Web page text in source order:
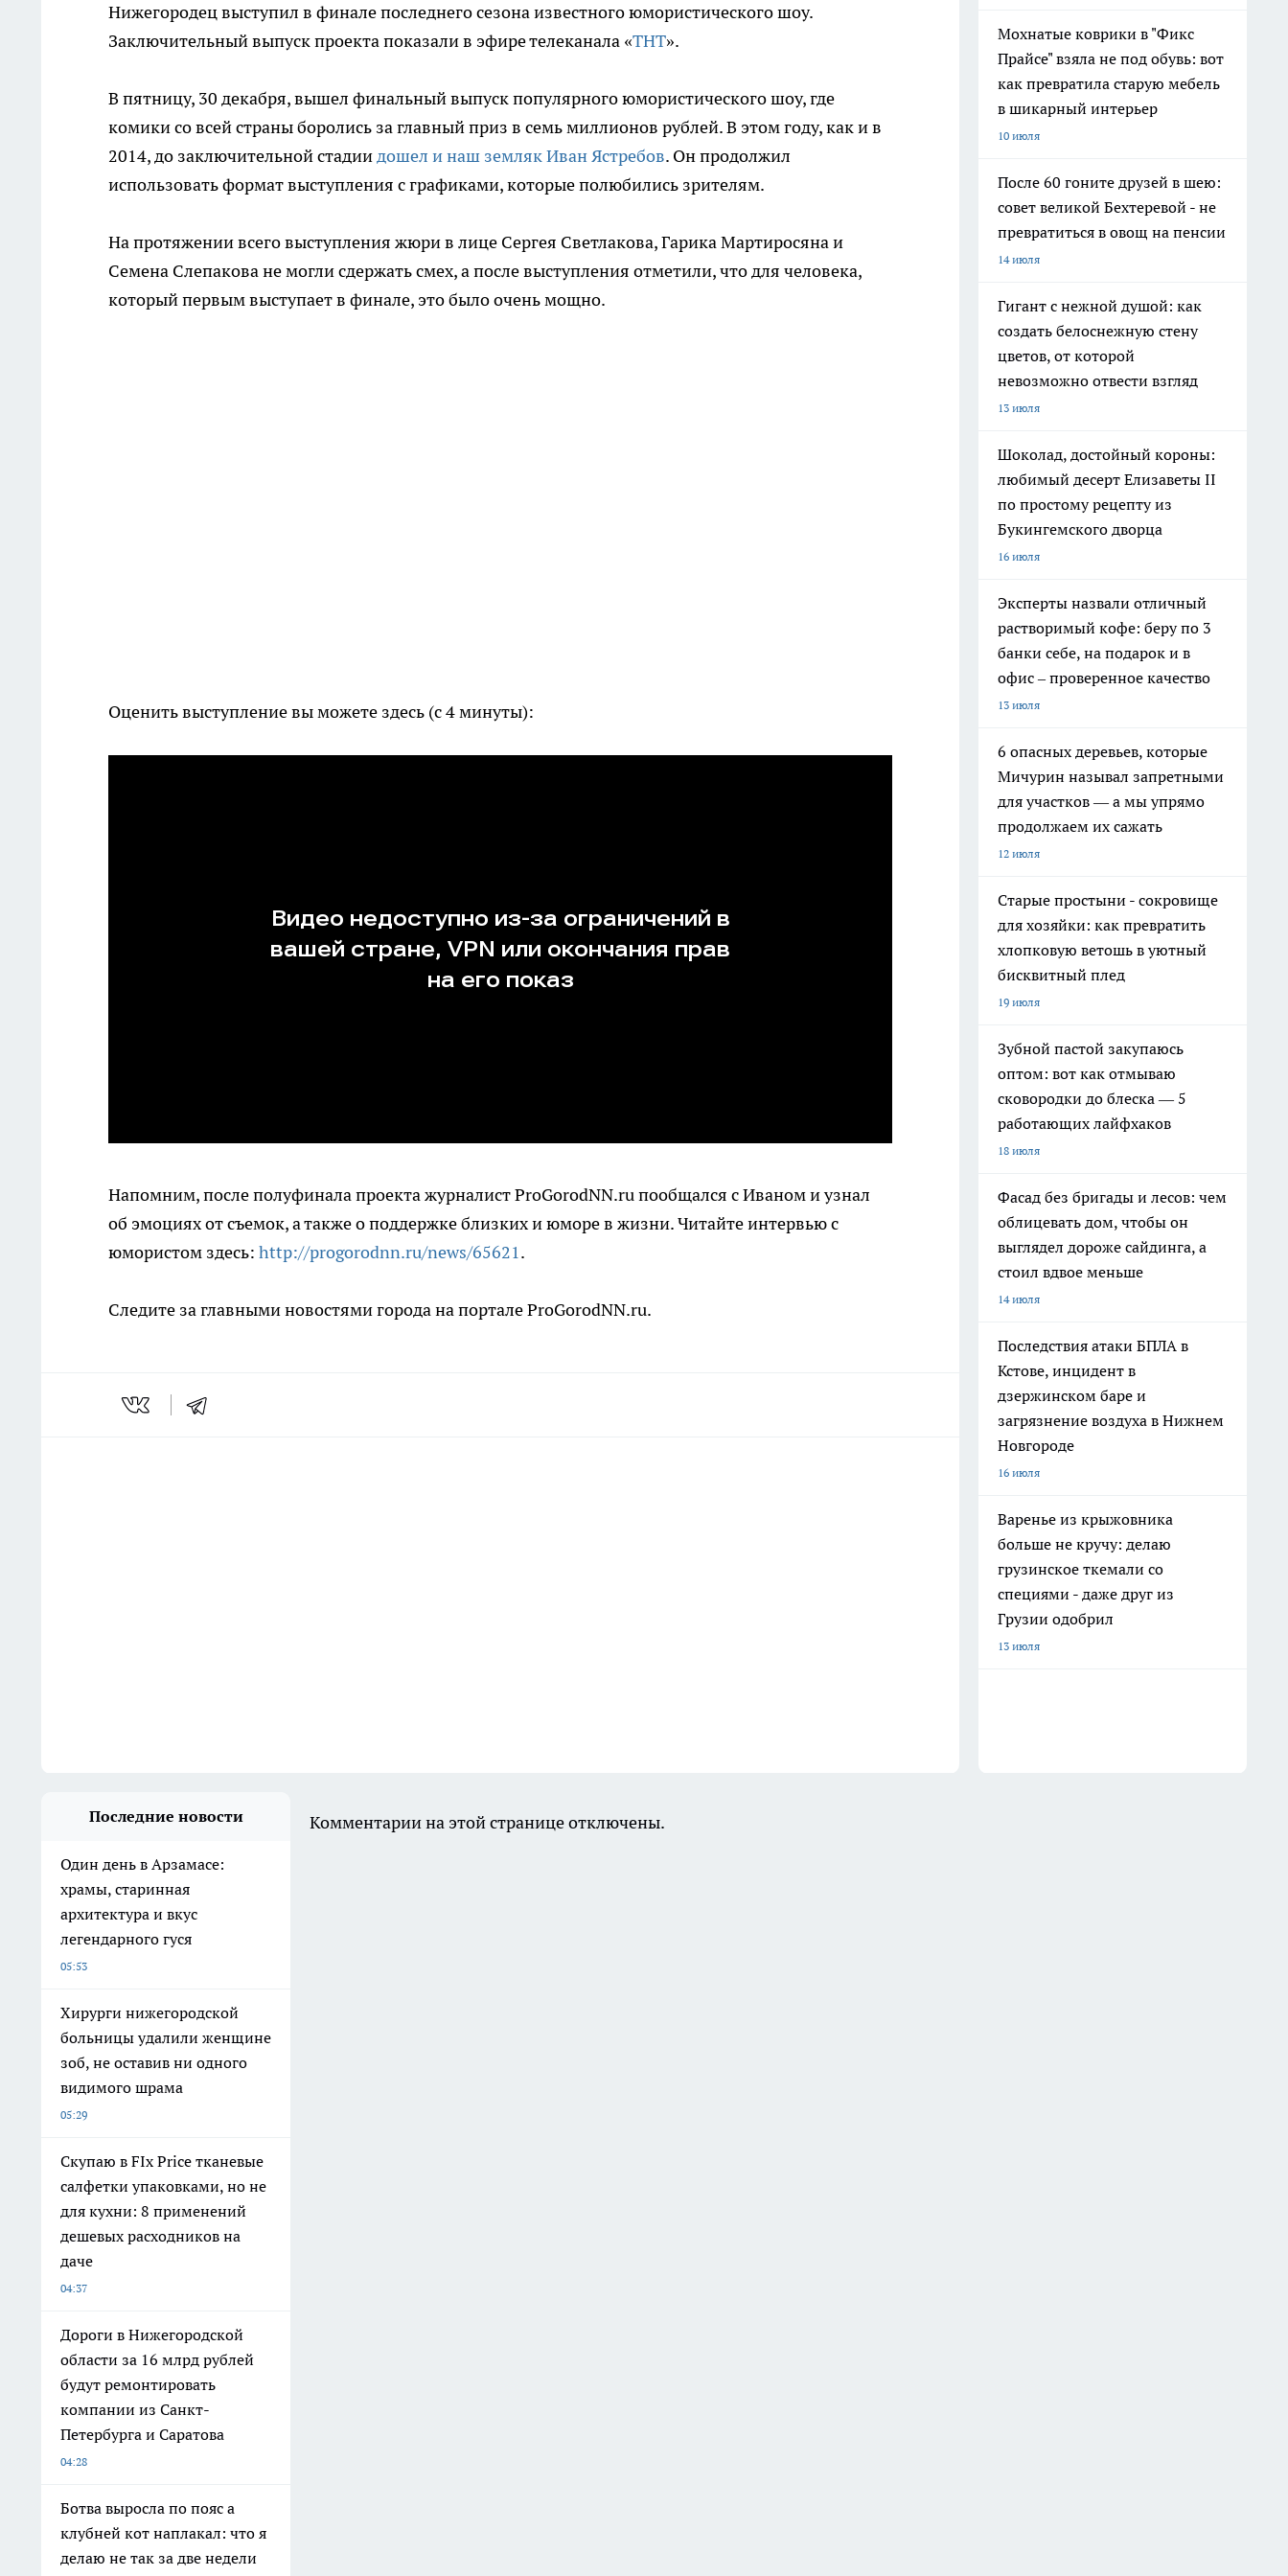
Нижегородец выступил в финале последнего сезона известного юмористического шоу.
Заключительный выпуск проекта показали в эфире телеканала «ТНТ».
В пятницу, 30 декабря, вышел финальный выпуск популярного юмористического шоу, где
комики со всей страны боролись за главный приз в семь миллионов рублей. В этом году, как и в
2014, до заключительной стадиидошел и наш земляк Иван Ястребов. Он продолжил
использовать формат выступления с графиками, которые полюбились зрителям.
На протяжении всего выступления жюри в лице Сергея Светлакова, Гарика Мартиросяна и
Семена Слепакова не могли сдержать смех, а после выступления отметили, что для человека,
который первым выступает в финале, это было очень мощно.
Оценить выступление вы можете здесь (с 4 минуты):
Напомним, после полуфинала проекта журналист ProGorodNN.ru пообщался с Иваном и узнал
об эмоциях от съемок, а также о поддержке близких и юморе в жизни. Читайте интервью с
юмористом здесь: http://progorodnn.ru/news/65621.
Следите за главными новостями города на портале ProGorodNN.ru.
Мохнатые коврики в "Фикс
Прайсе" взяла не под обувь: вот
как превратила старую мебель
в шикарный интерьер
10 июля
После 60 гоните друзей в шею:
совет великой Бехтеревой - не
превратиться в овощ на пенсии
14 июля
Гигант с нежной душой: как
создать белоснежную стену
цветов, от которой
невозможно отвести взгляд
13 июля
Шоколад, достойный короны:
любимый десерт Елизаветы II
по простому рецепту из
Букингемского дворца
16 июля
Эксперты назвали отличный
растворимый кофе: беру по 3
банки себе, на подарок и в
офис – проверенное качество
13 июля
6 опасных деревьев, которые
Мичурин называл запретными
для участков — а мы упрямо
продолжаем их сажать
12 июля
Старые простыни - сокровище
для хозяйки: как превратить
хлопковую ветошь в уютный
бисквитный плед
19 июля
Зубной пастой закупаюсь
оптом: вот как отмываю
сковородки до блеска — 5
работающих лайфхаков
18 июля
Фасад без бригады и лесов: чем
облицевать дом, чтобы он
выглядел дороже сайдинга, а
стоил вдвое меньше
14 июля
Последствия атаки БПЛА в
Кстове, инцидент в
дзержинском баре и
загрязнение воздуха в Нижнем
Новгороде
16 июля
Варенье из крыжовника
больше не кручу: делаю
грузинское ткемали со
специями - даже друг из
Грузии одобрил
13 июля
Последние новости
Один день в Арзамасе:
храмы, старинная
архитектура и вкус
легендарного гуся
05:53
Хирурги нижегородской
больницы удалили женщине
зоб, не оставив ни одного
видимого шрама
05:29
Скупаю в FIx Price тканевые
салфетки упаковками, но не
для кухни: 8 применений
дешевых расходников на
даче
04:37
Дороги в Нижегородской
области за 16 млрд рублей
будут ремонтировать
компании из Санкт-
Петербурга и Саратова
04:28
Ботва выросла по пояс а
клубней кот наплакал: что я
делаю не так за две недели
Комментарии на этой странице отключены.